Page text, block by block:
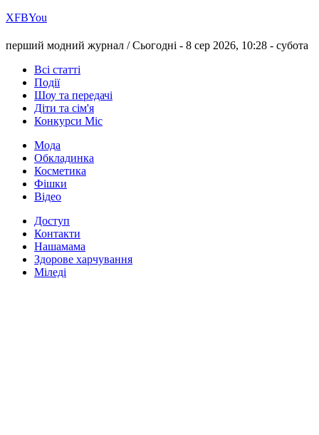
ХFBYou
перший модний журнал /Сьогодні - 8 сер 2026, 10:28 - субота
Всі статті
Події
Шоу та передачі
Діти та сім'я
Конкурси Міс
Мода
Обкладинка
Косметика
Фішки
Відео
Доступ
Контакти
Нашамама
Здорове харчування
Міледі